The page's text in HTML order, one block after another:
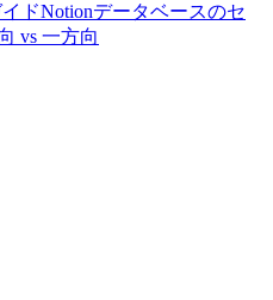
ドNotionデータベースのセ
vs 一方向